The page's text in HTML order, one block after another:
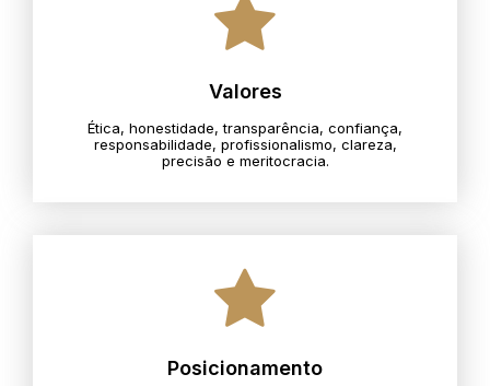
Valores
Ética, honestidade, transparência, confiança,
responsabilidade, profissionalismo, clareza,
precisão e meritocracia.​
Posicionamento